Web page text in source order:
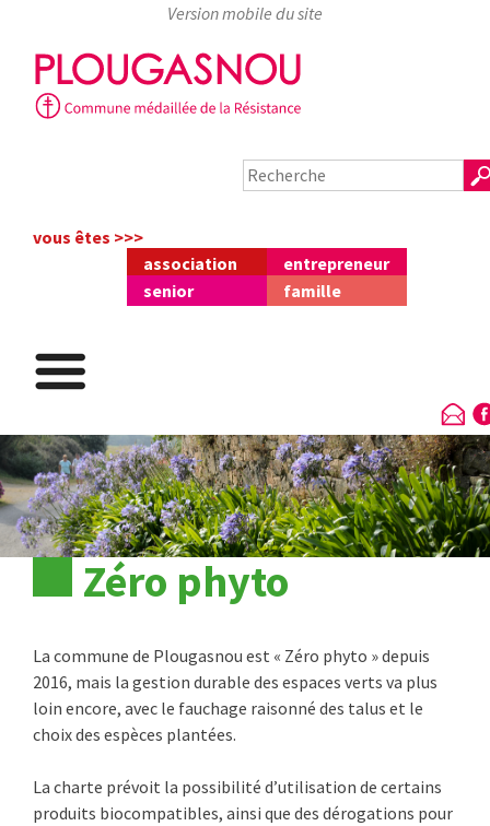
Skip
to
content
vous êtes >>>
association
entrepreneur
senior
famille
Zéro phyto
La commune de Plougasnou est « Zéro phyto » depuis
2016, mais la gestion durable des espaces verts va plus
loin encore, avec le fauchage raisonné des talus et le
choix des espèces plantées.
La charte prévoit la possibilité d’utilisation de certains
produits biocompatibles, ainsi que des dérogations pour